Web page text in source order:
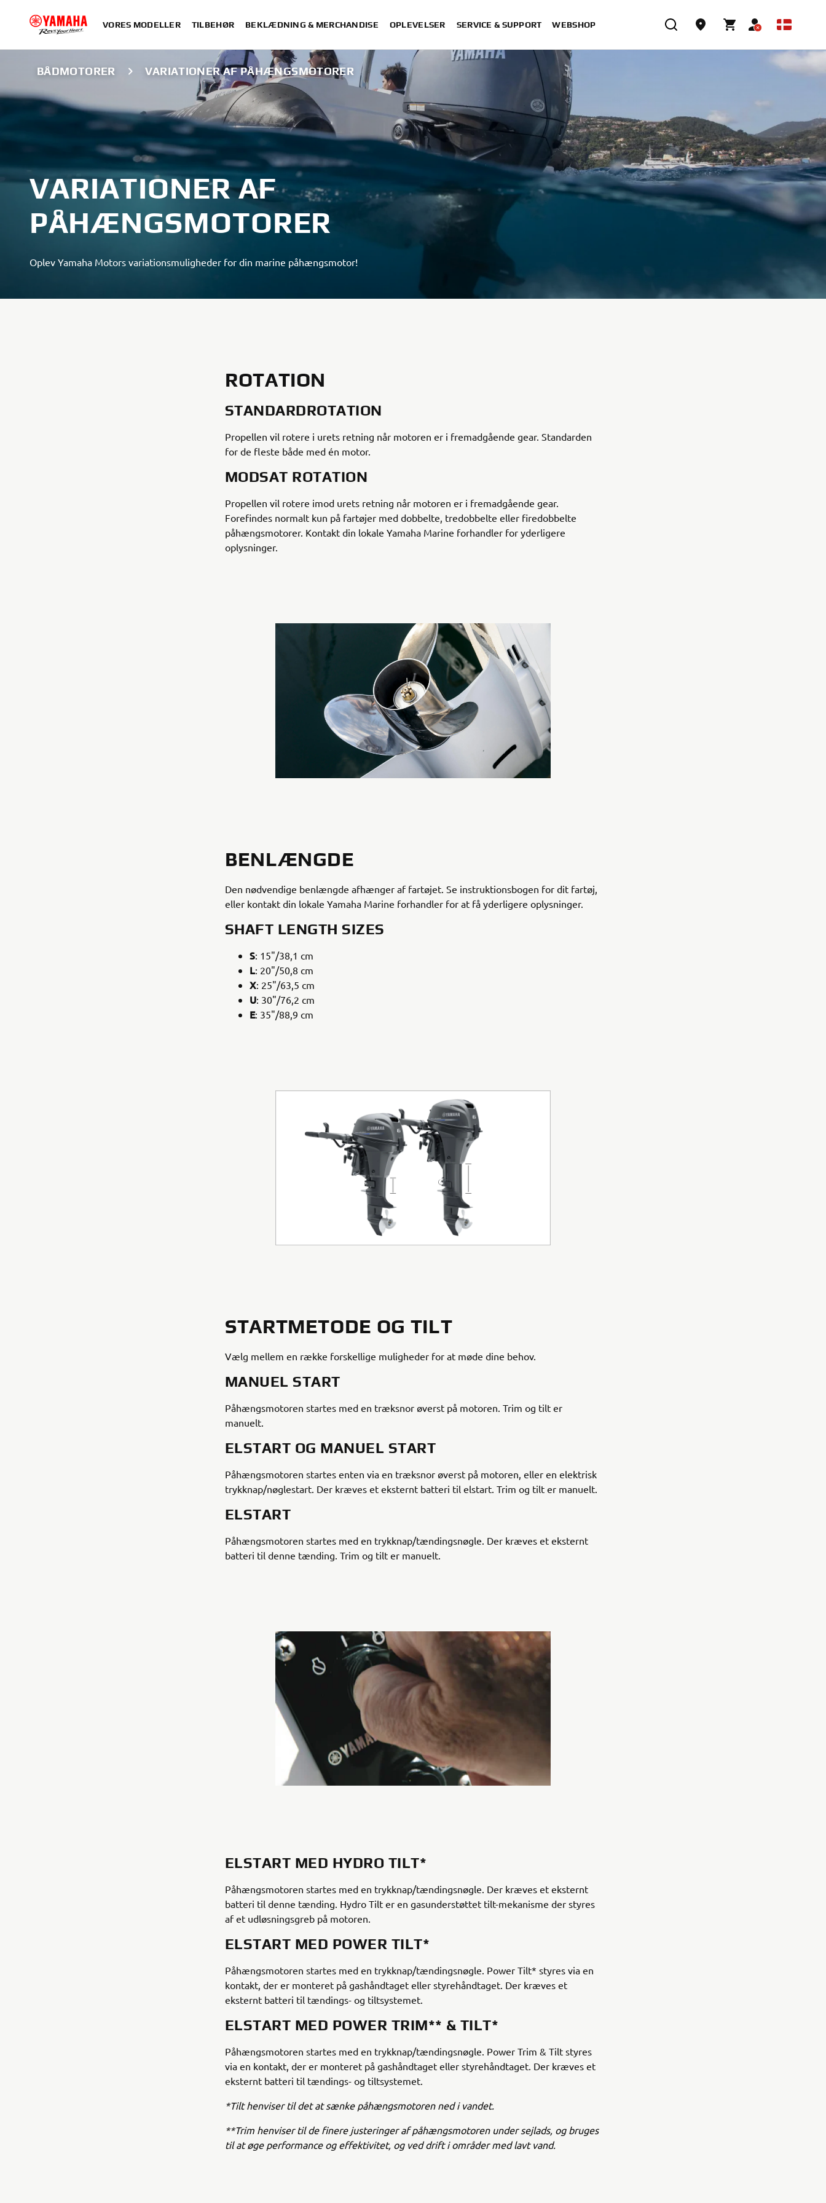
VORES MODELLER TILBEHØR BEKLÆDNING & MERCHANDISE OPLEVELSER SERVICE & SUPPORT WEBSHOP
BÅDMOTORER VARIATIONER AF PÅHÆNGSMOTORER
VARIATIONER AF
PÅHÆNGSMOTORER
Oplev Yamaha Motors variationsmuligheder for din marine påhængsmotor!
ROTATION
STANDARDROTATION
Propellen vil rotere i urets retning når motoren er i fremadgående gear. Standarden
for de fleste både med én motor.
MODSAT ROTATION
Propellen vil rotere imod urets retning når motoren er i fremadgående gear.
Forefindes normalt kun på fartøjer med dobbelte, tredobbelte eller firedobbelte
påhængsmotorer. Kontakt din lokale Yamaha Marine forhandler for yderligere
oplysninger.
BENLÆNGDE
Den nødvendige benlængde afhænger af fartøjet. Se instruktionsbogen for dit fartøj,
eller kontakt din lokale Yamaha Marine forhandler for at få yderligere oplysninger.
SHAFT LENGTH SIZES
S: 15"/38,1 cm
L: 20"/50,8 cm
X: 25"/63,5 cm
U: 30"/76,2 cm
E: 35"/88,9 cm
STARTMETODE OG TILT
Vælg mellem en række forskellige muligheder for at møde dine behov.
MANUEL START
Påhængsmotoren startes med en træksnor øverst på motoren. Trim og tilt er
manuelt.
ELSTART OG MANUEL START
Påhængsmotoren startes enten via en træksnor øverst på motoren, eller en elektrisk
trykknap/nøglestart. Der kræves et eksternt batteri til elstart. Trim og tilt er manuelt.
ELSTART
Påhængsmotoren startes med en trykknap/tændingsnøgle. Der kræves et eksternt
batteri til denne tænding. Trim og tilt er manuelt.
ELSTART MED HYDRO TILT*
Påhængsmotoren startes med en trykknap/tændingsnøgle. Der kræves et eksternt
batteri til denne tænding. Hydro Tilt er en gasunderstøttet tilt-mekanisme der styres
af et udløsningsgreb på motoren.
ELSTART MED POWER TILT*
Påhængsmotoren startes med en trykknap/tændingsnøgle. Power Tilt* styres via en
kontakt, der er monteret på gashåndtaget eller styrehåndtaget. Der kræves et
eksternt batteri til tændings- og tiltsystemet.
ELSTART MED POWER TRIM** & TILT*
Påhængsmotoren startes med en trykknap/tændingsnøgle. Power Trim & Tilt styres
via en kontakt, der er monteret på gashåndtaget eller styrehåndtaget. Der kræves et
eksternt batteri til tændings- og tiltsystemet.
*Tilt henviser til det at sænke påhængsmotoren ned i vandet.
**Trim henviser til de finere justeringer af påhængsmotoren under sejlads, og bruges
til at øge performance og effektivitet, og ved drift i områder med lavt vand.